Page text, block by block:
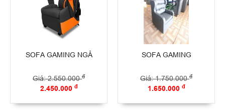
SOFA GAMING NGẢ
Giá: 2.550.000đ
2.450.000 đ
SOFA GAMING
Giá: 1.750.000đ
1.650.000 đ